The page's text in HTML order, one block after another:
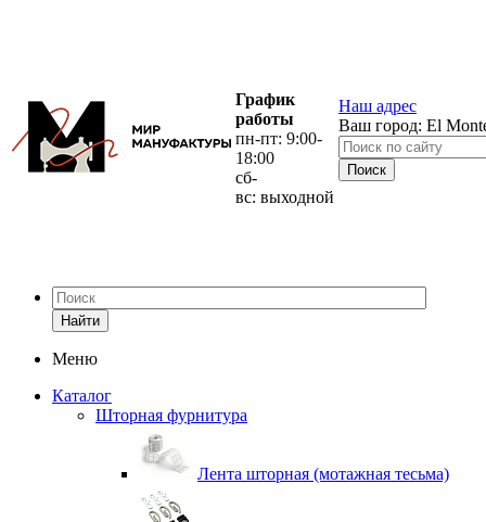
График
работы
пн-пт: 9:00-
18:00
сб-
вс: выходной
Наш адрес
Ваш город: El
Найти
Меню
Каталог
Шторная фурнитура
Лента шторная (мотажная тесьма)